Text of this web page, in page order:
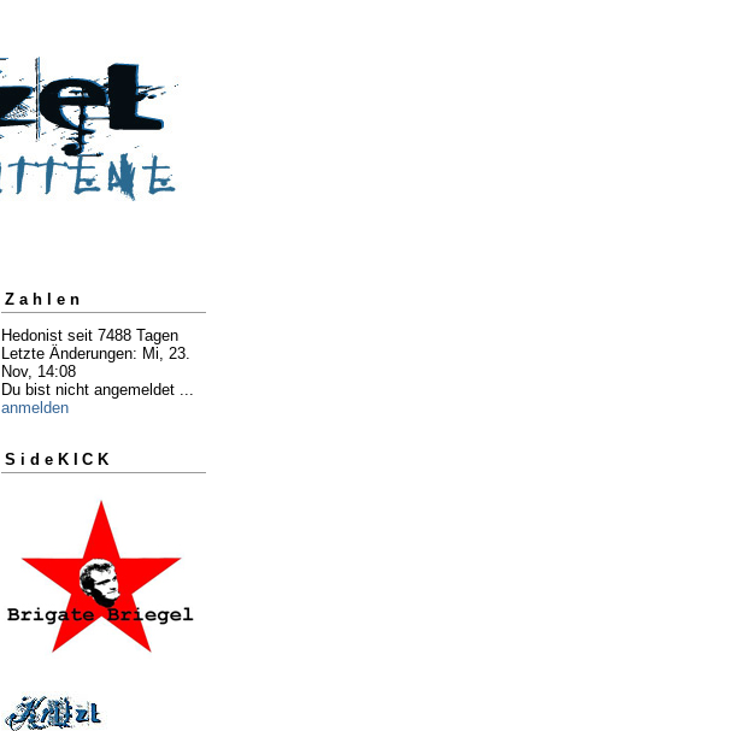
Zahlen
Hedonist seit 7488 Tagen
Letzte Änderungen: Mi, 23.
Nov, 14:08
Du bist nicht angemeldet ...
anmelden
SideKICK